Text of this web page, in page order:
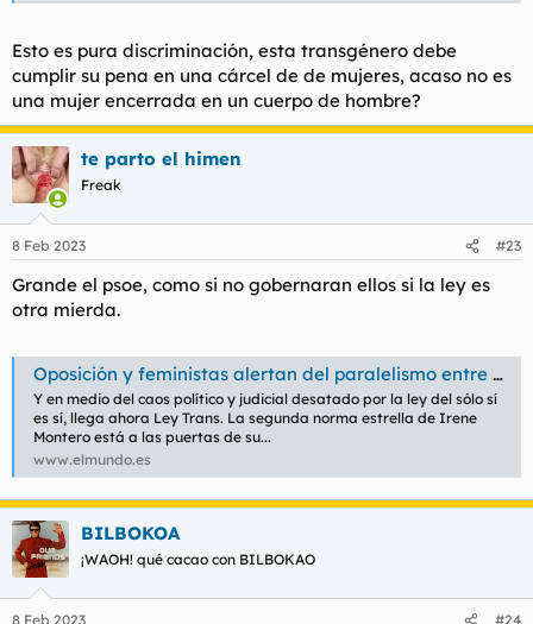
Esto es pura discriminación, esta transgénero debe
cumplir su pena en una cárcel de de mujeres, acaso no es
una mujer encerrada en un cuerpo de hombre?
te parto el himen
Freak
8 Feb 2023 #23
Grande el psoe, como si no gobernaran ellos si la ley es
otra mierda.
Oposición y feministas alertan del paralelismo entre el 'sí es sí' y la Ley Trans: "Las consecuencias actuales se multiplicarán por mil"
Y en medio del caos político y judicial desatado por la ley del sólo sí
es sí, llega ahora Ley Trans. La segunda norma estrella de Irene
Montero está a las puertas de su...
www.elmundo.es
BILBOKOA
¡WAOH! qué cacao con BILBOKAO
8 Feb 2023 #24